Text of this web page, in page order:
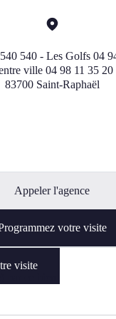
540 - Les Golfs 04
ville 04 98 11 35 20
83700 Saint-Raphaël
Appeler l'agence
votre visite
visite